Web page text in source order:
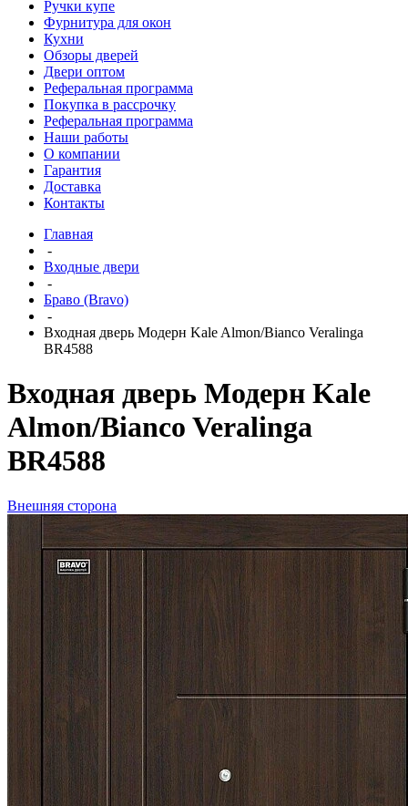
Ручки купе
Фурнитура для окон
Кухни
Обзоры дверей
Двери оптом
Реферальная программа
Покупка в рассрочку
Реферальная программа
Наши работы
О компании
Гарантия
Доставка
Контакты
Главная
-
Входные двери
-
Браво (Bravo)
-
Входная дверь Модерн Kale Almon/Bianco Veralinga
BR4588
Входная дверь Модерн Kale
Almon/Bianco Veralinga
BR4588
Внешняя сторона